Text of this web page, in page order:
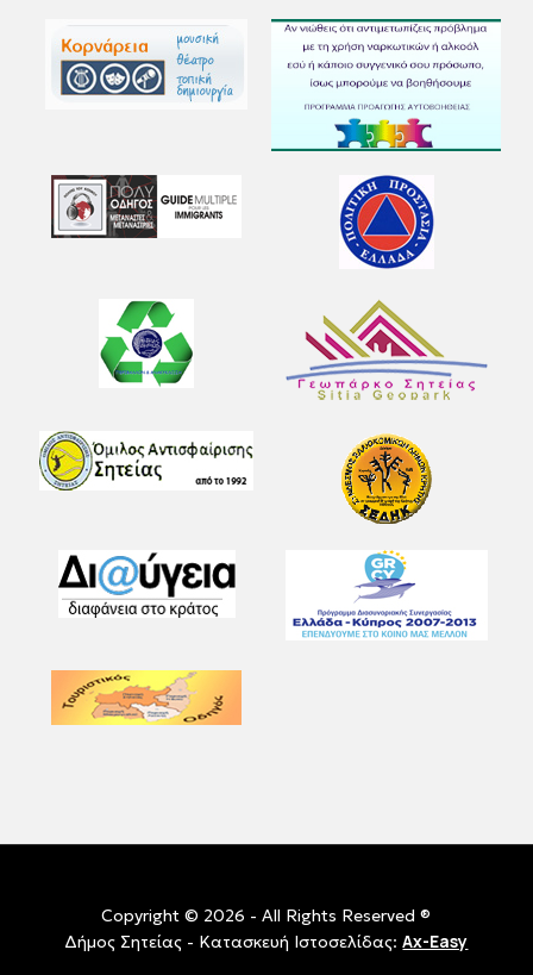
Copyright © 2026 - All Rights Reserved ®
Δήμος Σητείας - Κατασκευή Ιστοσελίδας:Ax-Easy